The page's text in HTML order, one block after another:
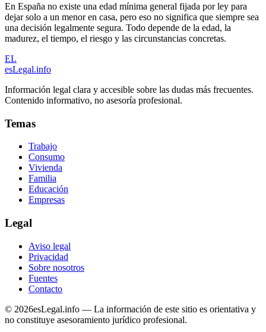
En España no existe una edad mínima general fijada por ley para
dejar solo a un menor en casa, pero eso no significa que siempre sea
una decisión legalmente segura. Todo depende de la edad, la
madurez, el tiempo, el riesgo y las circunstancias concretas.
EL
esLegal.info
Información legal clara y accesible sobre las dudas más frecuentes.
Contenido informativo, no asesoría profesional.
Temas
Trabajo
Consumo
Vivienda
Familia
Educación
Empresas
Legal
Aviso legal
Privacidad
Sobre nosotros
Fuentes
Contacto
© 2026esLegal.info — La información de este sitio es orientativa y
no constituye asesoramiento jurídico profesional.